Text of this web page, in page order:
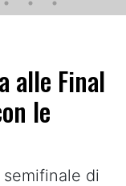
alle Final
le
di